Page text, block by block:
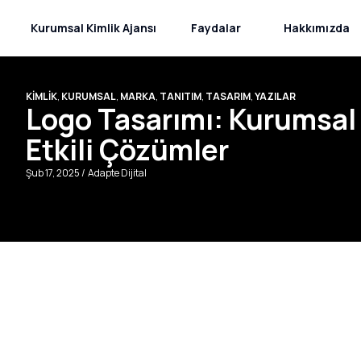
Kurumsal Kimlik Ajansı Faydalar Hakkımızda
KİMLİK, KURUMSAL, MARKA, TANITIM, TASARIM,YAZILAR
Logo Tasarımı:
Etkili Çözümler
Şub 17, 2025 / Adapte Dijital